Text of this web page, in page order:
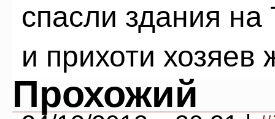
спасли здания на
и прихоти хозяев
Прохожий